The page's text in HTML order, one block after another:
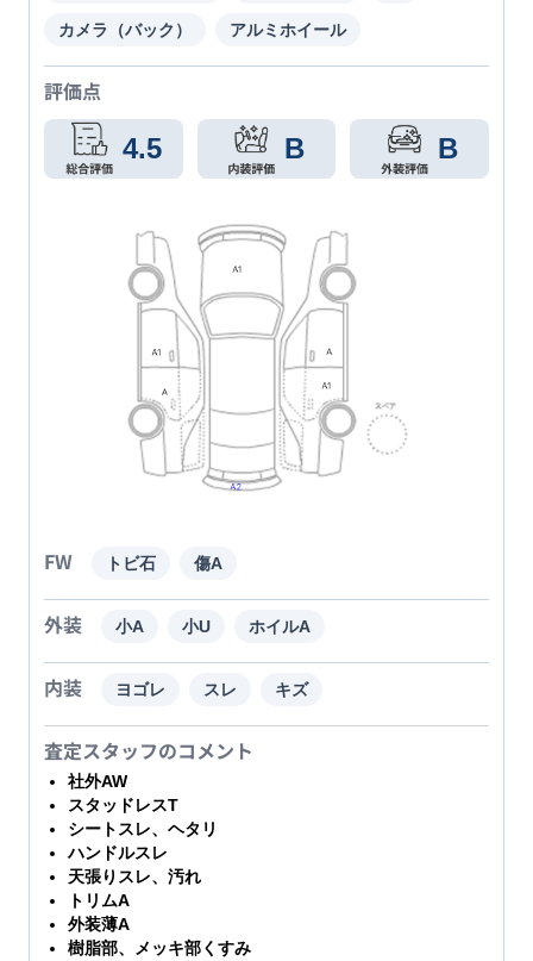
カメラ（バック） アルミホイール
評価点
4.5 B B
FW トビ石 傷A
外装 小A 小U ホイルA
内装 ヨゴレ スレ キズ
査定スタッフのコメント
社外AW
スタッドレスT
シートスレ、ヘタリ
ハンドルスレ
天張りスレ、汚れ
トリムA
外装薄A
樹脂部、メッキ部くすみ